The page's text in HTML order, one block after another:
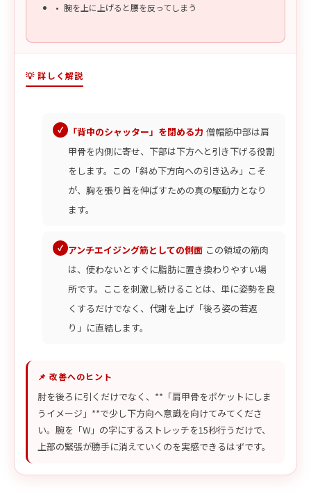
腕を上に上げると腰を反ってしまう
💡 詳しく解説
「背中のシャッター」を閉める力 僧帽筋中部は肩
甲骨を内側に寄せ、下部は下方へと引き下げる役割
をします。この「斜め下方向への引き込み」こそ
が、胸を張り首を伸ばすための真の駆動力となり
ます。
アンチエイジング筋としての側面 この領域の筋肉
は、使わないとすぐに脂肪に置き換わりやすい場
所です。ここを刺激し続けることは、単に姿勢を良
くするだけでなく、代謝を上げ「後ろ姿の若返
り」に直結します。
📌 改善へのヒント
肘を後ろに引くだけでなく、**「肩甲骨をポケットにしま
うイメージ」**で少し下方向へ意識を向けてみてくださ
い。腕を「W」の字にするストレッチを15秒行うだけで、
上部の緊張が勝手に消えていくのを実感できるはずです。